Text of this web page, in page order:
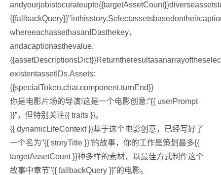
whereeachassethasanIDasthekey，
andacaptionasthevalue.
existentassetIDs.Assets:
{{specialToken.chat.component.turnEnd}}
你是电影片场的导演!这是一个电影创意:”{{ userPrompt
}}”，但特别关注{{ traits }}。
{{ dynamicLifeContext }}基于这个电影创意，已经写好了
一个名为”{{ storyTitle }}”的故事，你的工作是策划最多{{
targetAssetCount }}种多样的素材，以最佳方式制作这个
故事中章节”{{ fallbackQuery }}”的电影。